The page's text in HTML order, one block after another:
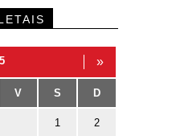
»
V S D
1 2